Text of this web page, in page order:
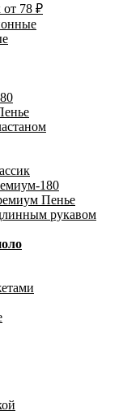
от 78 ₽
180
Пенье
рукавом